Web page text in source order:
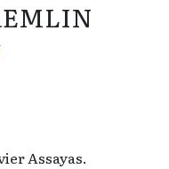
Assayas.